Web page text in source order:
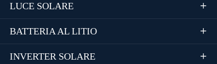
LUCE SOLARE 
BATTERIA AL LITIO 
INVERTER SOLARE 